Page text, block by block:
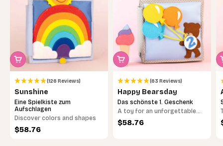
(126 Reviews)
Sunshine
Eine Spielkiste zum
Aufschlagen
Discover colors and shapes
Sale price
$58.76
(63 Reviews)
Happy Bearsday
Das schönste 1. Geschenk
A toy for an unforgettable
birthday
Sale price
$58.76